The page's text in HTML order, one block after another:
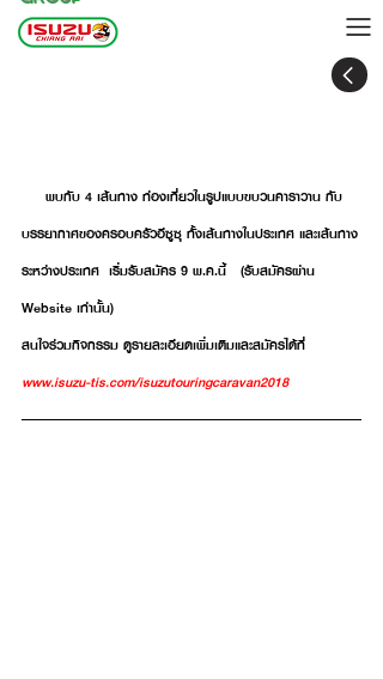
บรรยากาศของครอบครัวอีซูซุ ทั้งเส้นทางในประเทศ และเส้นทาง
ระหว่างประเทศ  เริ่มรับสมัคร 9 พ.ค.นี้   (รับสมัครผ่าน
Website เท่านั้น)
สนใจร่วมกิจกรรม ดูรายละเอียดเพิ่มเติมและสมัครได้ที่
www.isuzu-tis.com/isuzutouringcaravan2018